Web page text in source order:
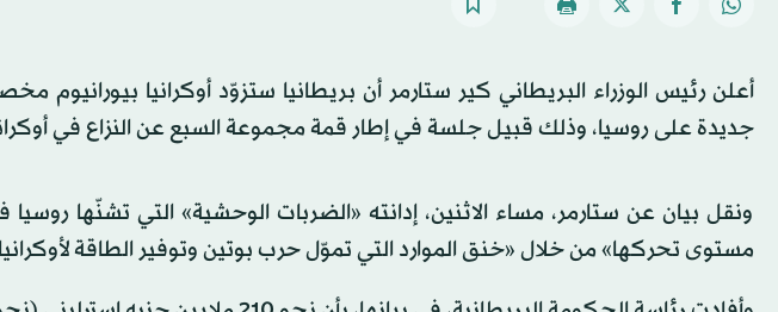
أعلن رئيس الوزراء البريطاني كير ستارمر أن بريطانيا ستزوّد أوكرانيا
جديدة على روسيا، وذلك قبيل جلسة في إطار قمة مجموعة السبع عن النزاع في
ونقل بيان عن ستارمر، مساء الاثنين، إدانته «الضربات الوحشية» التي تشنّها روسيا
مستوى تحركها» من خلال «خنق الموارد التي تموّل حرب بوتين وتوفير الطاقة